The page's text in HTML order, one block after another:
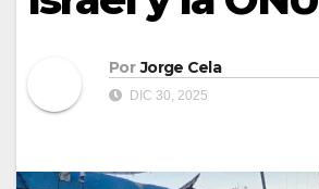
Por Jorge Cela
DIC 30, 2025